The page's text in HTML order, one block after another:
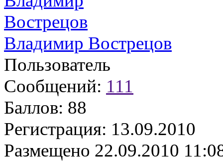
Владимир Вострецов
Пользователь
Сообщений: 111
Баллов: 88
Регистрация: 13.09.2010
Размещено 22.09.2010